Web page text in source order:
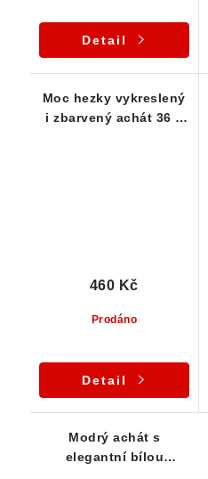
Detail
Moc hezky vykreslený
i zbarvený achát 36 x
Prodáno
460 Kč
Detail
Modrý achát s
elegantní bílou